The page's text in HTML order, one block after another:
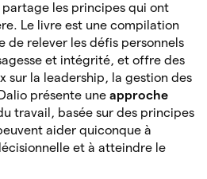
partage les principes qui ont
Le livre est une compilation
de relever les défis personnels
et intégrité, et offre des
sur la leadership, la gestion des
présente une approche
travail, basée sur des principes
aider quiconque à
et à atteindre le